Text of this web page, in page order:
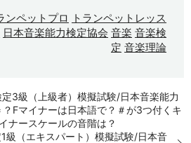
ンペットプロ トランペットレッス
日本音楽能力検定協会 音楽 音楽検
定 音楽理論
定3級（上級者）模擬試験/日本音楽能力
Fマイナーは日本語で？＃が3つ付くキ
ナースケールの音階は？
1級（エキスパート）模擬試験/日本音